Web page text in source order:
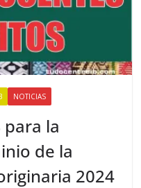
NOTICIAS
para la
de la
2024